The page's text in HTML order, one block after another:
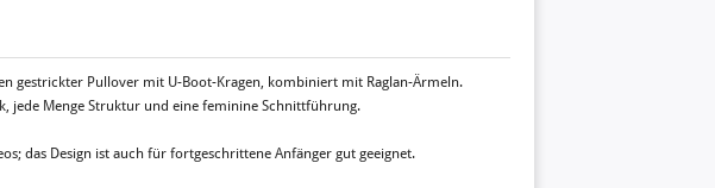
gestrickter Pullover mit U-Boot-Kragen, kombiniert mit Raglan-Ärmeln.
jede Menge Struktur und eine feminine Schnittführung.
das Design ist auch für fortgeschrittene Anfänger gut geeignet.